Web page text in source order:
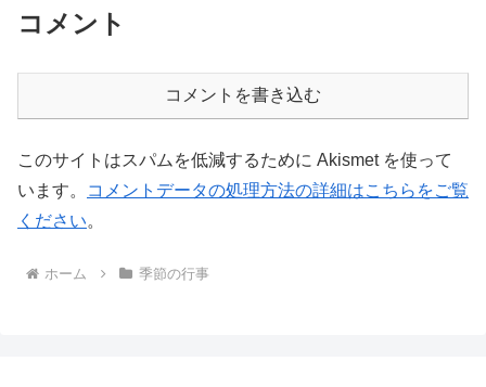
コメント
コメントを書き込む
このサイトはスパムを低減するために Akismet を使って
います。
コメントデータの処理方法の詳細はこちらをご覧
ください。
ホーム 季節の行事